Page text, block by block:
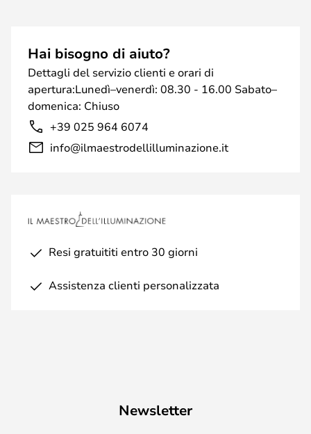
Hai bisogno di aiuto?
Dettagli del servizio clienti e orari di
apertura:Lunedì–venerdì: 08.30 - 16.00 Sabato–
domenica: Chiuso
+39 025 964 6074
info@ilmaestrodellilluminazione.it
Resi gratuititi entro 30 giorni
Assistenza clienti personalizzata
Newsletter